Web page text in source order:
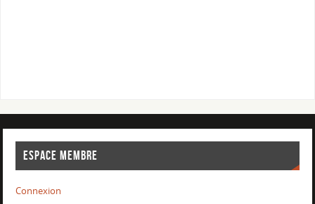
ESPACE MEMBRE
Connexion